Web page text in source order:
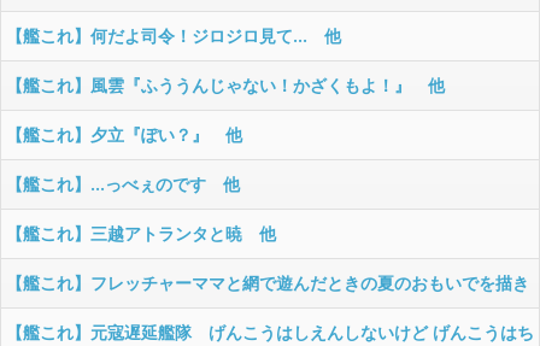
【艦これ】何だよ司令！ジロジロ見て… 他
【艦これ】風雲『ふううんじゃない！かざくもよ！』 他
【艦これ】夕立『ぽい？』 他
【艦これ】…っべぇのです 他
【艦これ】三越アトランタと暁 他
【艦これ】フレッチャーママと網で遊んだときの夏のおもいでを描き
ました 他
【艦これ】元寇遅延艦隊 げんこうはしえんしないけど げんこうはち